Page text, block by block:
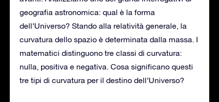
geografia astronomica: qual è la forma
dell’Universo? Stando alla relatività generale, la
curvatura dello spazio è determinata dalla massa. I
matematici distinguono tre classi di curvatura:
nulla, positiva e negativa. Cosa significano questi
tre tipi di curvatura per il destino dell’Universo?